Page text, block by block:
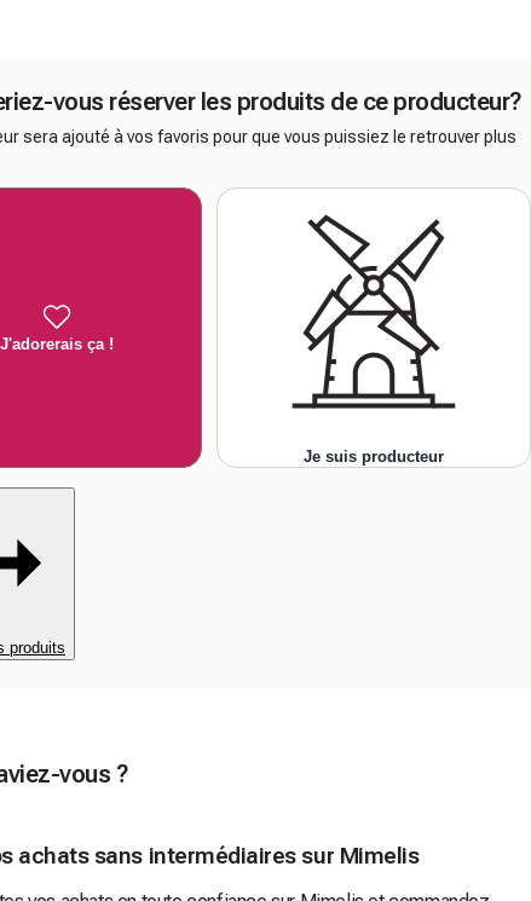
vous réserver les produits de ce producteur?
sera ajouté à vos favoris pour que vous puissiez le retrouver plus
J'adorerais ça !
Je suis producteur
produits
vous ?
achats sans intermédiaires sur Mimelis